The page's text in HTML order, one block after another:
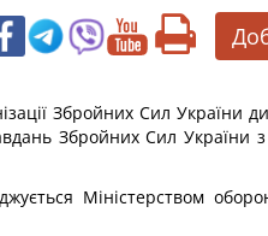
Збройних Сил України
Збройних Сил України
Міністерством